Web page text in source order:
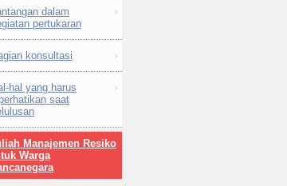
dalam
pertukaran
konsultasi
hal yang harus
saat
Manajemen Resiko
Warga